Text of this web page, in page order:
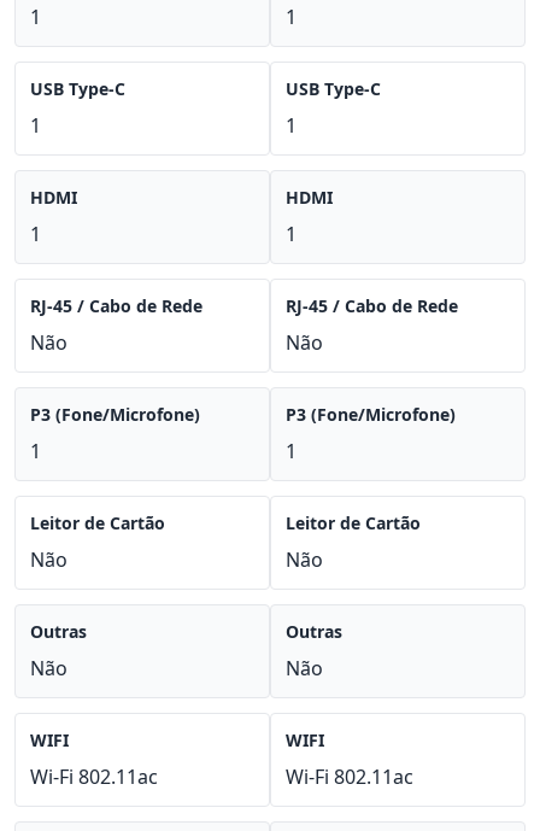
1
USB Type-C
1
HDMI
1
RJ-45 / Cabo de Rede
Não
P3 (Fone/Microfone)
1
Leitor de Cartão
Não
Outras
Não
WIFI
Wi-Fi 802.11ac
1
USB Type-C
1
HDMI
1
RJ-45 / Cabo de Rede
Não
P3 (Fone/Microfone)
1
Leitor de Cartão
Não
Outras
Não
WIFI
Wi-Fi 802.11ac